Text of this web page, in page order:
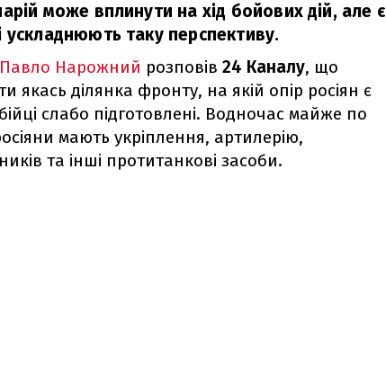
може вплинути на хід бойових дій, але є
ускладнюють таку перспективу.
Павло Нарожний розповів 24 Каналу, що
якась ділянка фронту, на якій опір росіян є
слабо підготовлені. Водночас майже по
мають укріплення, артилерію,
та інші протитанкові засоби.